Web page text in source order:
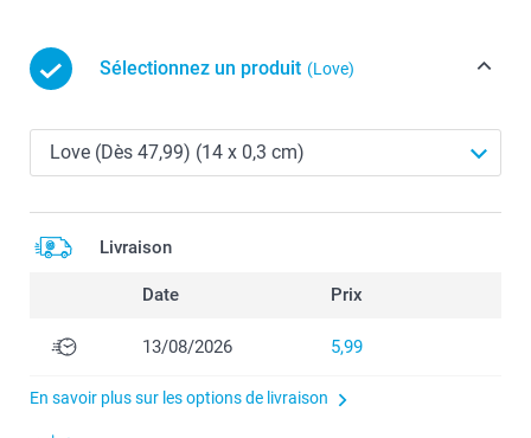
Sélectionnez un produit (Love)
Livraison
Date Prix
13/08/2026 5,99
En savoir plus sur les options de livraison